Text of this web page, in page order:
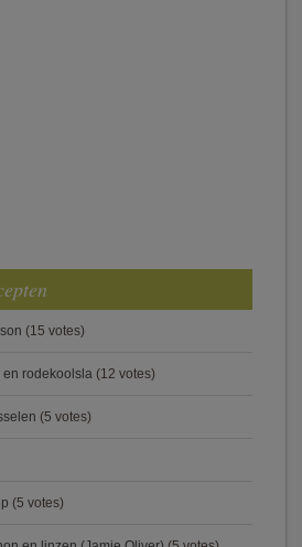
(15 votes)
en rodekoolsla (12 votes)
(5 votes)
(5 votes)